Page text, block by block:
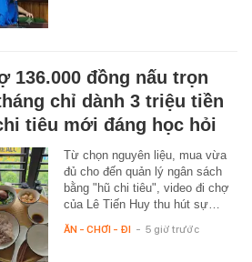
136.000 đồng nấu trọn
chỉ dành 3 triệu tiền
tiêu mới đáng học hỏi
Từ chọn nguyên liệu, mua vừa
đủ cho đến quản lý ngân sách
bằng "hũ chi tiêu", video đi chợ
của Lê Tiến Huy thu hút sự…
ĂN - CHƠI - ĐI - 5 giờ trước